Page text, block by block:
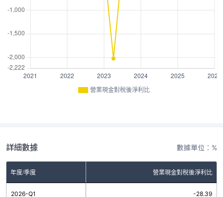
營業現金對稅後淨利比
詳細數據 數據單位：%
年度/季度 營業現金對稅後淨利比
2026-Q1 -28.39